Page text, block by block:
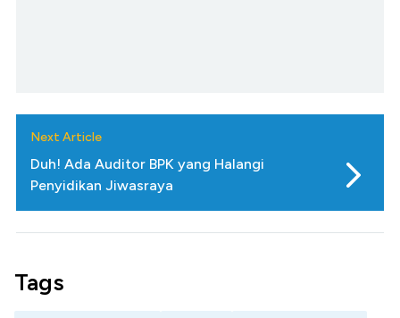
Next Article
Duh! Ada Auditor BPK yang Halangi
Penyidikan Jiwasraya
Tags